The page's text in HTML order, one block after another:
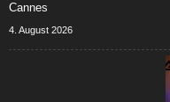
Cannes
4. August 2026